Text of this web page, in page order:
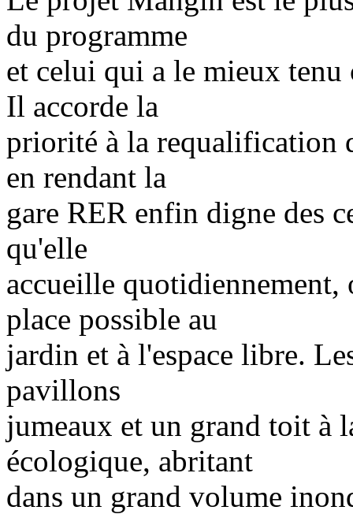
du programme
et celui qui a le mieux tenu
Il accorde la
priorité à la requalification
en rendant la
gare RER enfin digne des
qu'elle
accueille quotidiennement,
place possible au
jardin et à l'espace libre.
pavillons
jumeaux et un grand toit à
écologique, abritant
dans un grand volume